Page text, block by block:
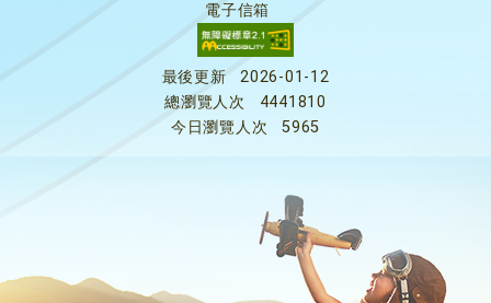
電子信箱
最後更新
2026-01-12
總瀏覽人次
4441810
今日瀏覽人次
5965